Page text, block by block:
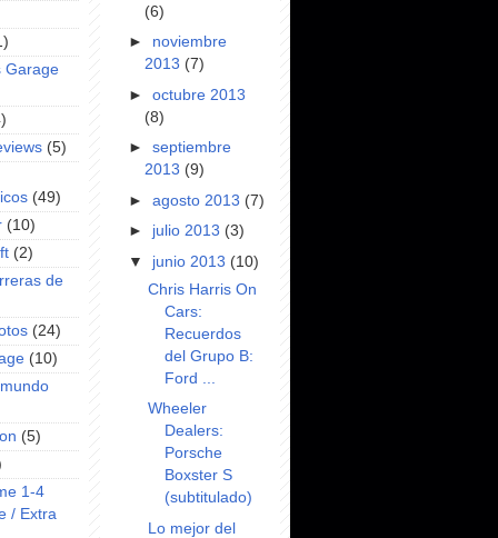
Garage
(5)
(49)
(10)
(2)
de
(24)
(10)
(5)
1-4
/ Extra
(6)
► noviembre
2013 (7)
►octubre 2013
(8)
►septiembre
2013 (9)
►agosto 2013 (7)
► julio 2013 (3)
▼ junio 2013 (10)
Chris Harris On
Cars:
Recuerdos
del Grupo B:
Ford ...
Wheeler
Dealers:
Porsche
Boxster S
(subtitulado)
Lo mejor del